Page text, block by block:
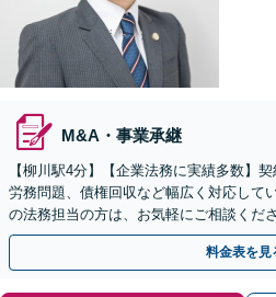
M&A・事業承継
【柳川駅4分】【企業法務に実績多数】
労務問題、債権回収など幅広く対応して
の法務担当の方は、お気軽にご相談くださ
料金表を見